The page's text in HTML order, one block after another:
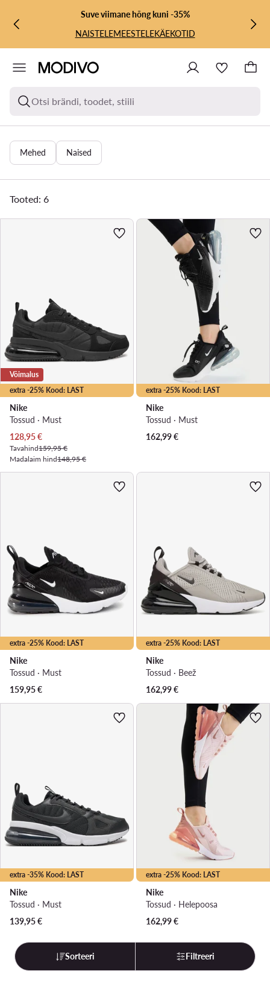
LIIGU PÕHISISU JUURDE
MINE OTSINGUSSESuve viimane hõng kuni -35%
NAISTELEMEESTELEKÄEKOTID
Otsi brändi, toodet, stiili
Mehed Naised
Tooted: 6
extra -25% Kood: LAST
Võimalus
Nike
Tossud · Must
Praegune hind
128,95€
Tavahind159,95 €
Madalaim hind148,95 €
extra -25% Kood: LAST
Nike
Tossud · Must
162,99€
extra -25% Kood: LAST
Nike
Tossud · Must
159,95€
extra -25% Kood: LAST
Nike
Tossud · Beež
162,99€
extra -35% Kood: LAST
Nike
Tossud · Must
139,95€
extra -25% Kood: LAST
Nike
Tossud · Heleроosa
162,99€
Sorteeri Filtreeri